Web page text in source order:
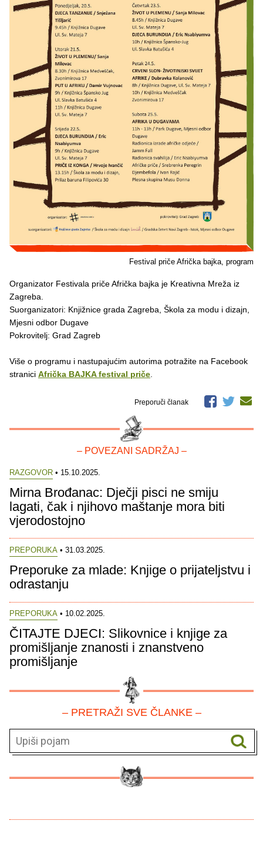
Festival priče Afrička bajka, program
Organizator Festivala priče Afrička bajka je Kreativna Mreža iz
Zagreba.
Suorganizatori: Knjižnice grada Zagreba, Škola za modu i dizajn,
Mjesni odbor Dugave
Pokrovitelj: Grad Zagreb
Više o programu i nastupajućim autorima potražite na Facebook
stranici Afrička BAJKA festival priče
Preporuči članak
– POVEZANI SADRŽAJ –
RAZGOVOR • 15.10.2025.
Mirna Brođanac: Dječji pisci ne smiju
lagati, čak i njihovo maštanje mora biti
vjerodostojno
PREPORUKA • 31.03.2025.
Preporuke za mlade: Knjige o prijateljstvu i
odrastanju
PREPORUKA • 10.02.2025.
ČITAJTE DJECI: Slikovnice i knjige za
promišljanje znanosti i znanstveno
promišljanje
– PRETRAŽI SVE ČLANKE –